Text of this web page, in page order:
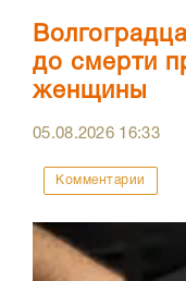
до смерти
женщины
05.08.2026 16:33
Комментарии